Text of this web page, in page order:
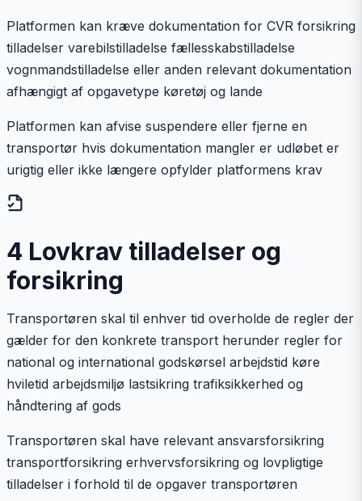
Platformen kan kræve dokumentation for CVR forsikring
tilladelser varebilstilladelse fællesskabstilladelse
vognmandstilladelse eller anden relevant dokumentation
afhængigt af opgavetype køretøj og lande
Platformen kan afvise suspendere eller fjerne en
transportør hvis dokumentation mangler er udløbet er
urigtig eller ikke længere opfylder platformens krav
4 Lovkrav tilladelser og
forsikring
Transportøren skal til enhver tid overholde de regler der
gælder for den konkrete transport herunder regler for
national og international godskørsel arbejdstid køre
hviletid arbejdsmiljø lastsikring trafiksikkerhed og
håndtering af gods
Transportøren skal have relevant ansvarsforsikring
transportforsikring erhvervsforsikring og lovpligtige
tilladelser i forhold til de opgaver transportøren